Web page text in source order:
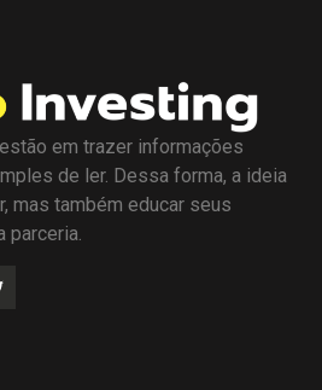
em trazer informações
de ler. Dessa forma, a ideia
mas também educar seus
parceria.